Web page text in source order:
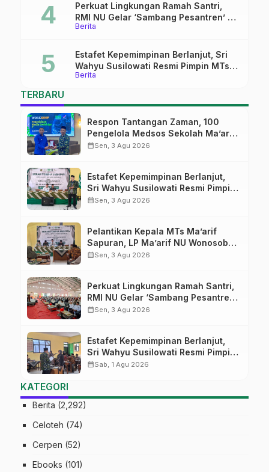
Berita
Perkuat Lingkungan Ramah Santri,
RMI NU Gelar ‘Sambang Pesantren’ di
Pati
Berita
Estafet Kepemimpinan Berlanjut, Sri
Wahyu Susilowati Resmi Pimpin MTs
Ma’arif Sapuran
TERBARU
Respon Tantangan Zaman, 100
Pengelola Medsos Sekolah Ma’arif
Pekalongan Ikuti Pelatihan Literasi
calendar_monthSen, 3 Agu 2026
Estafet Kepemimpinan Berlanjut,
Sri Wahyu Susilowati Resmi Pimpin
MTs Ma’arif Sapuran
calendar_monthSen, 3 Agu 2026
Pelantikan Kepala MTs Ma’arif
Sapuran, LP Ma’arif NU Wonosobo
Tekankan Lima Amanah
calendar_monthSen, 3 Agu 2026
Perkuat Lingkungan Ramah Santri,
RMI NU Gelar ‘Sambang Pesantren’
di Pati
calendar_monthSen, 3 Agu 2026
Estafet Kepemimpinan Berlanjut,
Sri Wahyu Susilowati Resmi Pimpin
MTs Ma’arif Sapuran
calendar_monthSab, 1 Agu 2026
KATEGORI
Berita (2,292)
Celoteh (74)
Cerpen (52)
Ebooks (101)